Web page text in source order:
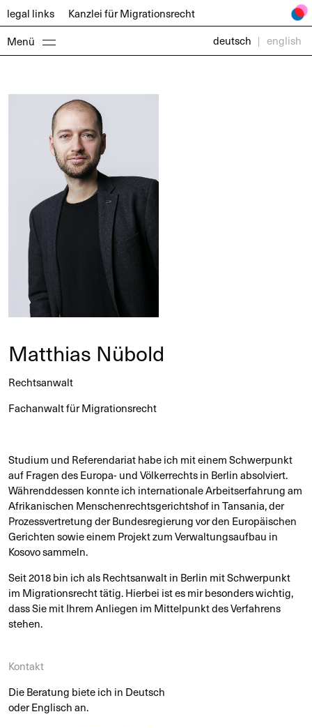
legal links Kanzlei fürMigrationsrecht
Menü
deutsch | english
Matthias Nübold
Rechtsanwalt
Fachanwalt für Migrationsrecht
Studium und Referendariat habe ich mit einem Schwerpunkt
auf Fragen des Europa- und Völkerrechts in Berlin absolviert.
Währenddessen konnte ich internationale Arbeitserfahrung am
Afrikanischen Menschenrechtsgerichtshof in Tansania, der
Prozessvertretung der Bundesregierung vor den Europäischen
Gerichten sowie einem Projekt zum Verwaltungsaufbau in
Kosovo sammeln.
Seit 2018 bin ich als Rechtsanwalt in Berlin mit Schwerpunkt
im Migrationsrecht tätig. Hierbei ist es mir besonders wichtig,
dass Sie mit Ihrem Anliegen im Mittelpunkt des Verfahrens
stehen.
Kontakt
Die Beratung biete ich in Deutsch
oder Englisch an.